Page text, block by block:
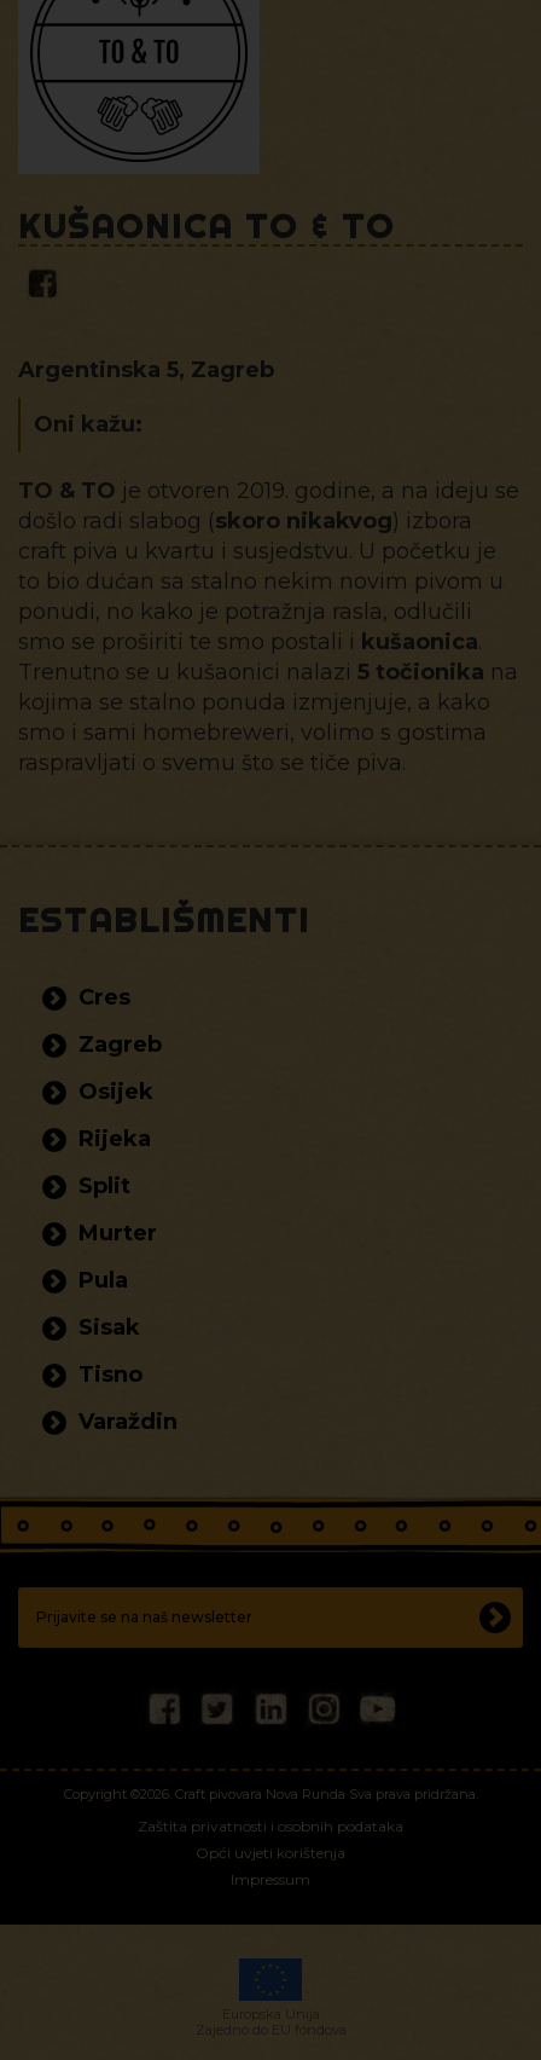
KUŠAONICA TO & TO
Argentinska 5, Zagreb
Oni kažu:
TO & TO je otvoren 2019. godine, a na ideju se
došlo radi slabog (skoro nikakvog) izbora
craft piva u kvartu i susjedstvu. U početku je
to bio dućan sa stalno nekim novim pivom u
ponudi, no kako je potražnja rasla, odlučili
smo se proširiti te smo postali i kušaonica.
Trenutno se u kušaonici nalazi 5 točionika na
kojima se stalno ponuda izmjenjuje, a kako
smo i sami homebreweri, volimo s gostima
raspravljati o svemu što se tiče piva.
ESTABLIŠMENTI
Cres
Zagreb
Osijek
Rijeka
Split
Murter
Pula
Sisak
Tisno
Varaždin
Copyright ©2026. Craft pivovara Nova Runda Sva prava pridržana.
Zaštita privatnosti i osobnih podataka
Opći uvjeti korištenja
Impressum
Europska Unija
Zajedno do EU fondova